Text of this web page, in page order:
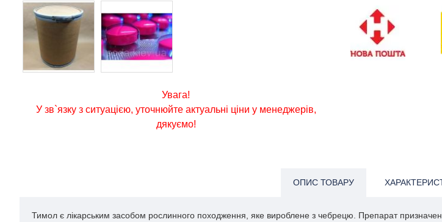
Увага!
У зв`язку з ситуацією, уточнюйте актуальні ціни у менеджерів,
дякуємо!
ОПИС ТОВАРУ
Тимол є лікарським засобом рослинного походження, яке вироблене з чебрецю. Препарат